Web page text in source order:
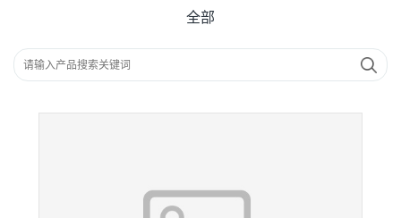
全部